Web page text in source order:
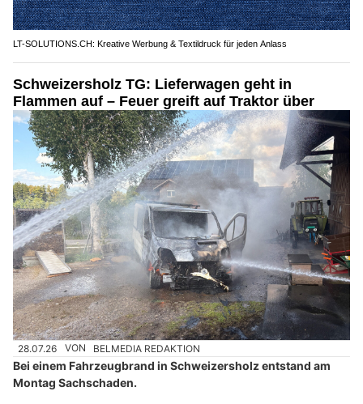
LT-SOLUTIONS.CH: Kreative Werbung & Textildruck für jeden Anlass
Schweizersholz TG: Lieferwagen geht in
Flammen auf – Feuer greift auf Traktor über
28.07.26 VON BELMEDIA REDAKTION
Bei einem Fahrzeugbrand in Schweizersholz entstand am
Montag Sachschaden.